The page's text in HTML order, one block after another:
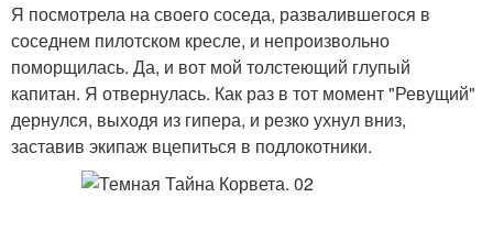
Я посмотрела на своего соседа, развалившегося в
соседнем пилотском кресле, и непроизвольно
поморщилась. Да, и вот мой толстеющий глупый
капитан. Я отвернулась. Как раз в тот момент "Ревущий"
дернулся, выходя из гипера, и резко ухнул вниз,
заставив экипаж вцепиться в подлокотники.